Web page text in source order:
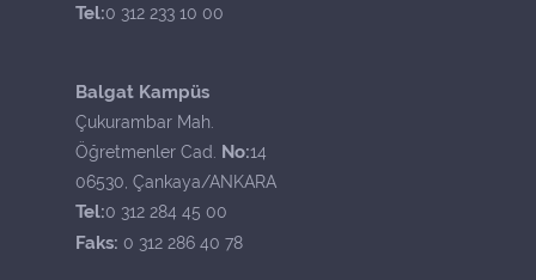
Tel:0 312 233 10 00
Balgat Kampüs
Çukurambar Mah.
Öğretmenler Cad. No:14
06530, Çankaya/ANKARA
Tel:0 312 284 45 00
Faks: 0 312 286 40 78